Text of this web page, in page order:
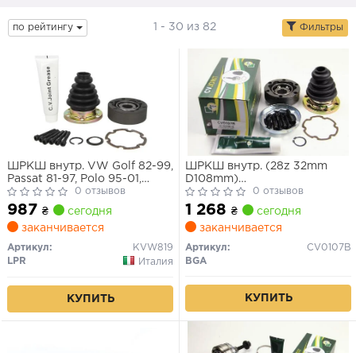
по рейтингу 1 - 30 из 82 Фильтры
ШРКШ внутр. VW Golf 82-99,
Passat 81-97, Polo 95-01,
AUDI Quattro (ззаду) A4 95-
01, 80 91-94, SEAT Cordoba
93-99
0 отзывов
987 ₴
сегодня
заканчивается
Артикул:
KVW819
LPR
Италия
КУПИТЬ
ШРКШ внутр. (28z 32mm
D108mm)
VW/SKODA/AUDI/SEAT к-кт.
0 отзывов
1 268 ₴
сегодня
заканчивается
Артикул:
CV0107B
BGA
КУПИТЬ